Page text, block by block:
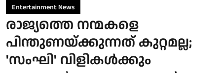
Entertainment News
രാജ്യത്തെ നന്മകളെ
പിന്തുണയ്ക്കുന്നത് കുറ്റമല്ല;
'സംഘി' വിളികൾക്കും